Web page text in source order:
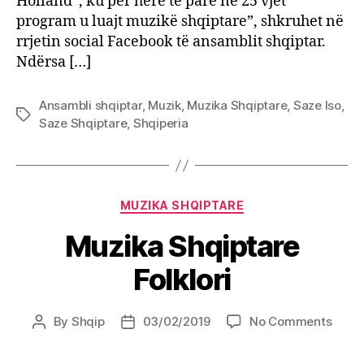
program u luajt muzikë shqiptare”, shkruhet në
rrjetin social Facebook të ansamblit shqiptar.
Ndërsa […]
Tags
Ansambli shqiptar, Muzik, Muzika Shqiptare, Saze Iso,
Saze Shqiptare, Shqiperia
Categories
MUZIKA SHQIPTARE
Muzika Shqiptare
Folklori
Post
By Shqip
Post03/02/2019 No Commentson